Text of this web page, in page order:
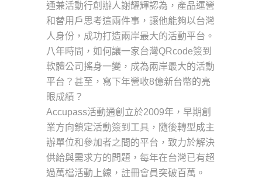
通兼活動行創辦人謝耀輝認為，產品運營
和替用戶思考這兩件事，讓他能夠以台灣
人身份，成功打造兩岸最大的活動平台。
八年時間，如何讓一家台灣QRcode簽到
軟體公司搖身一變，成為兩岸最大的活動
平台？甚至，寫下年營收8億新台幣的亮
眼成績？
Accupass活動通創立於2009年，早期創
業方向鎖定活動簽到工具，隨後轉型成主
辦單位和參加者之間的平台，致力於解決
供給與需求方的問題，每年在台灣已有超
過萬檔活動上線，註冊會員突破百萬。